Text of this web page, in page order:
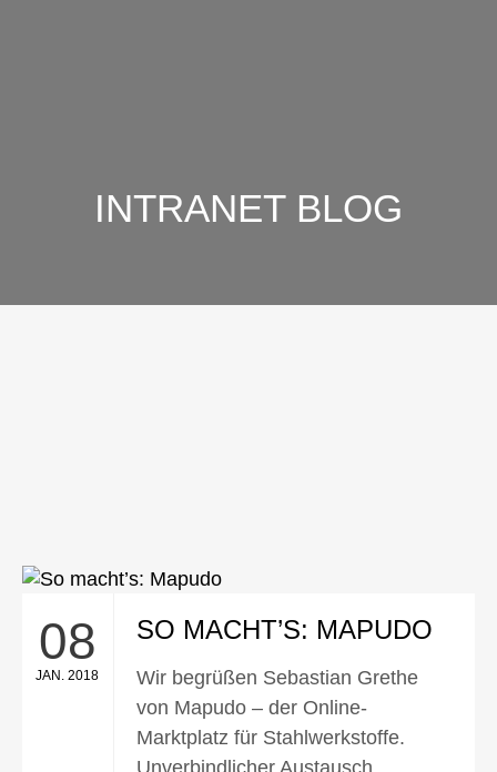
INTRANET BLOG
08
JAN. 2018
SO MACHT’S: MAPUDO
Wir begrüßen Sebastian Grethe
von Mapudo – der Online-
Marktplatz für Stahlwerkstoffe.
Unverbindlicher Austausch